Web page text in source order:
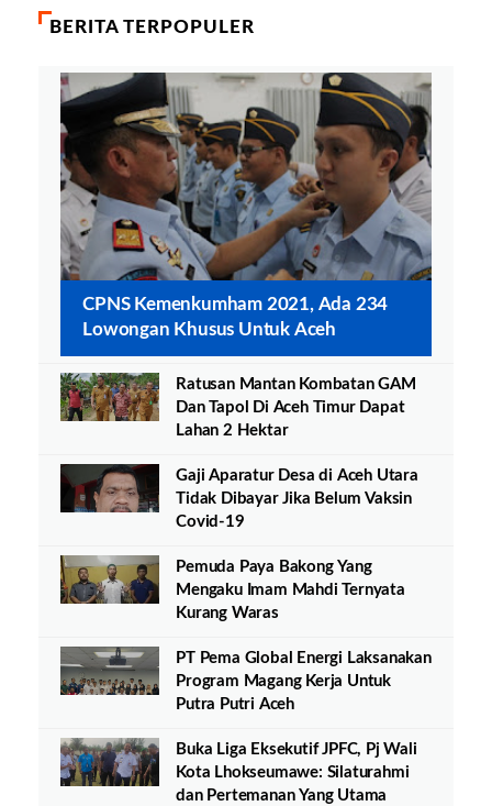
BERITA TERPOPULER
CPNS Kemenkumham 2021, Ada 234
Lowongan Khusus Untuk Aceh
Ratusan Mantan Kombatan GAM
Dan Tapol Di Aceh Timur Dapat
Lahan 2 Hektar
Gaji Aparatur Desa di Aceh Utara
Tidak Dibayar Jika Belum Vaksin
Covid-19
Pemuda Paya Bakong Yang
Mengaku Imam Mahdi Ternyata
Kurang Waras
PT Pema Global Energi Laksanakan
Program Magang Kerja Untuk
Putra Putri Aceh
Buka Liga Eksekutif JPFC, Pj Wali
Kota Lhokseumawe: Silaturahmi
dan Pertemanan Yang Utama